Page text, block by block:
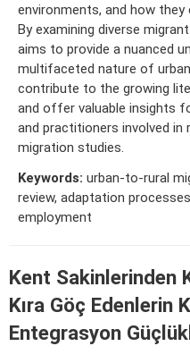
environments, and how they
By examining diverse
aims to provide a nuanced
multifaceted nature of
contribute to the growing
and offer valuable insights
and practitioners involved in
migration studies.
Keywords: urban-to-rural
review, adaptation
employment
Kent Sakinlerinden
Kıra Göç Edenlerin
Entegrasyon